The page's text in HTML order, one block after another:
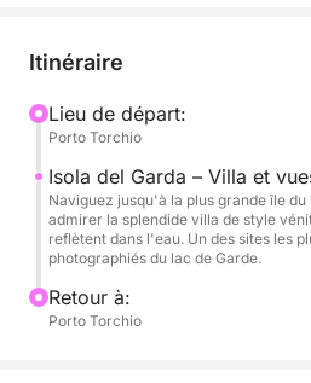
Le point d'orgue de
lac, célèbre pour son
soignés qui créent un cadre
Pendant l'excursion, vous
bord, admirer le paysage et,
faire une petite baignade dans
du lac.
Itinéraire
Lieu de départ:
Porto Torchio
Isola del Garda – Villa et
Naviguez jusqu'à la plus grande île
admirer la splendide villa de style
reflètent dans l'eau. Un des sites les
photographiés du lac de Garde.
Retour à:
Porto Torchio